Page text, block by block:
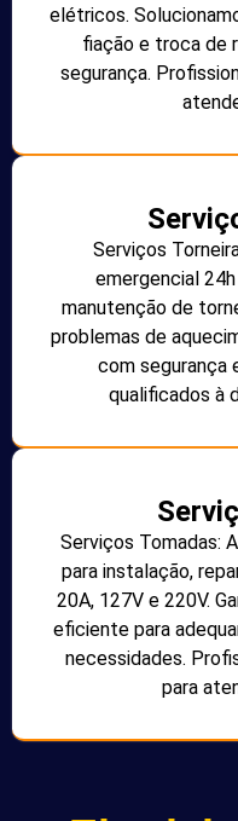
elétricos.
fiação e troca de
segurança.
Serviços
emergencial
manutenção de
problemas de
com segurança
qualificados à
Serviços Tomadas:
para instalação,
20A, 127V e 220V.
eficiente para
necessidades.
para